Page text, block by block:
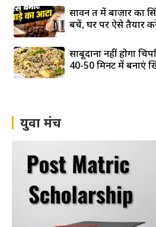
सावन व्रत में बाजार का
बचें, घर पर ऐसे तैयार
साबूदाना नहीं होगा
40-50 मिनट में बनाएं
युवा मंच